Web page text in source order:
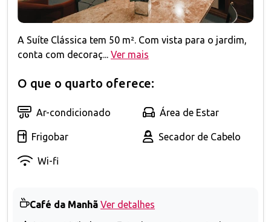
A Suíte Clássica tem 50 m². Com vista para o jardim,
conta com decoraç... Ver mais
O que o quarto oferece:
Ar-condicionado Área de Estar
Frigobar Secador de Cabelo
Wi-fi
Café da Manhã Ver detalhes